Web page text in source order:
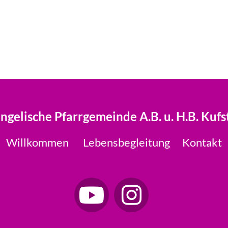
Pfarrgemeinde A.B. u. H.B.
Willkommen Lebensbegleitung Kontakt